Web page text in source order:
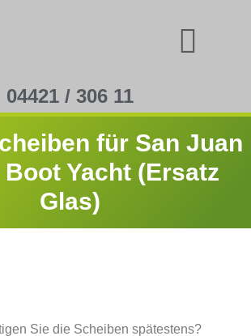
04421 / 306 11
für San Juan
Yacht (Ersatz
Glas)
Sie die Scheiben spätestens?